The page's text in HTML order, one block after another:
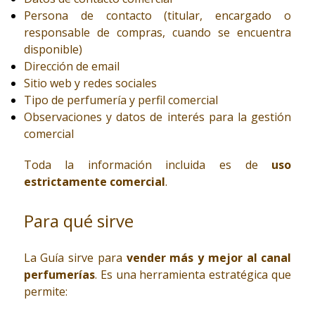
Persona de contacto (titular, encargado o
responsable de compras, cuando se encuentra
disponible)
Dirección de email
Sitio web y redes sociales
Tipo de perfumería y perfil comercial
Observaciones y datos de interés para la gestión
comercial
Toda la información incluida es de uso
estrictamente comercial.
Para qué sirve
La Guía sirve para vender más y mejor al canal
perfumerías. Es una herramienta estratégica que
permite: